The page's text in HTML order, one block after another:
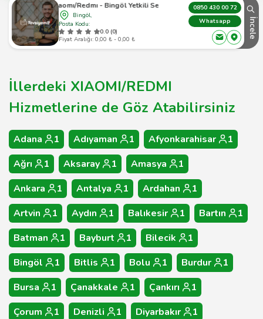
Xıaomı/Redmı - Bingöl Yetkili Servis
Bingöl,
Posta Kodu:
0.0 (0)
Fiyat Aralığı: 0,00 ₺ - 0,00 ₺
0850 430 00 72
Whatsapp
İncele
İllerdeki XIAOMI/REDMI
Hizmetlerine de Göz Atabilirsiniz
Adana 1 Adıyaman 1 Afyonkarahisar
1
Ağrı
1 Aksaray 1 Amasya
1
Ankara
1 Antalya 1 Ardahan
1
Artvin
1 Aydın 1 Balıkesir 1 Bartın
1
Batman
1 Bayburt 1 Bilecik
1
Bingöl
1 Bitlis 1 Bolu 1 Burdur
1
Bursa
1 Çanakkale 1 Çankırı
1
Çorum
1 Denizli 1 Diyarbakır
1